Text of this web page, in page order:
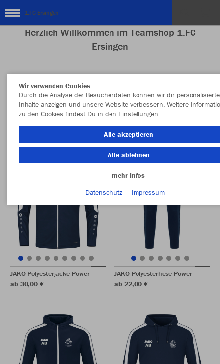
1.FC Ersingen
Herzlich Willkommen im Teamshop 1.FC
Ersingen
Nachhaltig Farbe
JAKO Polyesterjacke Power
ab 30,00 €
JAKO Polyesterhose Power
ab 22,00 €
Wir verwenden Cookies
Durch die Analyse der Besucherdaten können wir dir personalisierte
Inhalte anzeigen und unsere Website verbessern. Weitere
zu den Cookies findest Du in den Einstellungen.
Alle akzeptieren
Alle ablehnen
mehr Infos
Datenschutz
Impressum